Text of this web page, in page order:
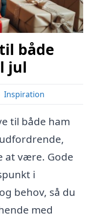
både
jul
Inspiration
til både ham
at være. Gode
i
behov, så du
med